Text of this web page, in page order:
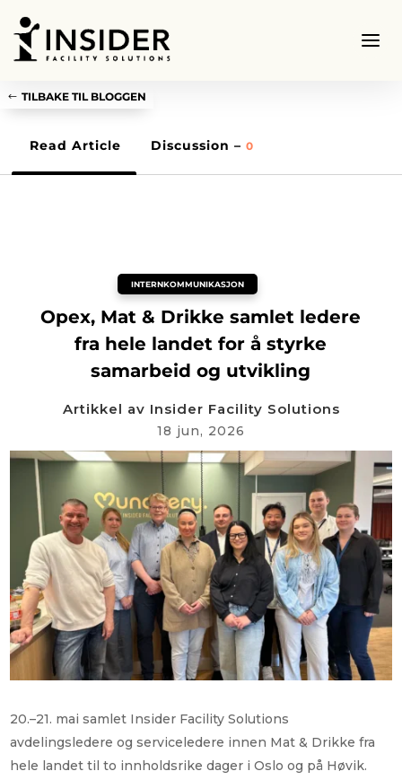
TILBAKE TIL BLOGGEN
Read Article Discussion – 0
INTERNKOMMUNIKASJON
Opex, Mat & Drikke samlet ledere
fra hele landet for å styrke
samarbeid og utvikling
Artikkel av Insider Facility Solutions
18 jun, 2026
20.–21. mai samlet Insider Facility Solutions
avdelingsledere og serviceledere innen Mat & Drikke fra
hele landet til to innholdsrike dager i Oslo og på Høvik.